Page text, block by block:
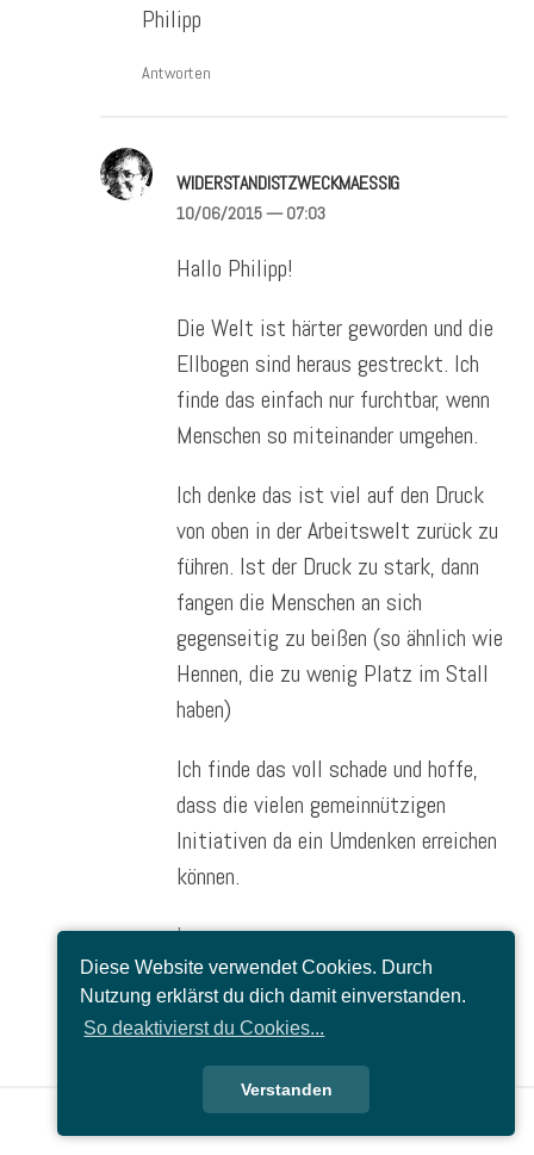
Diese Website verwendet Cookies. Durch
Nutzung erklärst du dich damit einverstanden.
So deaktivierst du Cookies...
Verstanden
Philipp
Antworten
WIDERSTANDISTZWECKMAESSIG
10/06/2015— 07:03
Hallo Philipp!
Die Welt ist härter geworden und die
Ellbogen sind heraus gestreckt. Ich
finde das einfach nur furchtbar, wenn
Menschen so miteinander umgehen.
Ich denke das ist viel auf den Druck
von oben in der Arbeitswelt zurück zu
führen. Ist der Druck zu stark, dann
fangen die Menschen an sich
gegenseitig zu beißen (so ähnlich wie
Hennen, die zu wenig Platz im Stall
haben)
Ich finde das voll schade und hoffe,
dass die vielen gemeinnützigen
Initiativen da ein Umdenken erreichen
können.
lg
Maria
Antworten